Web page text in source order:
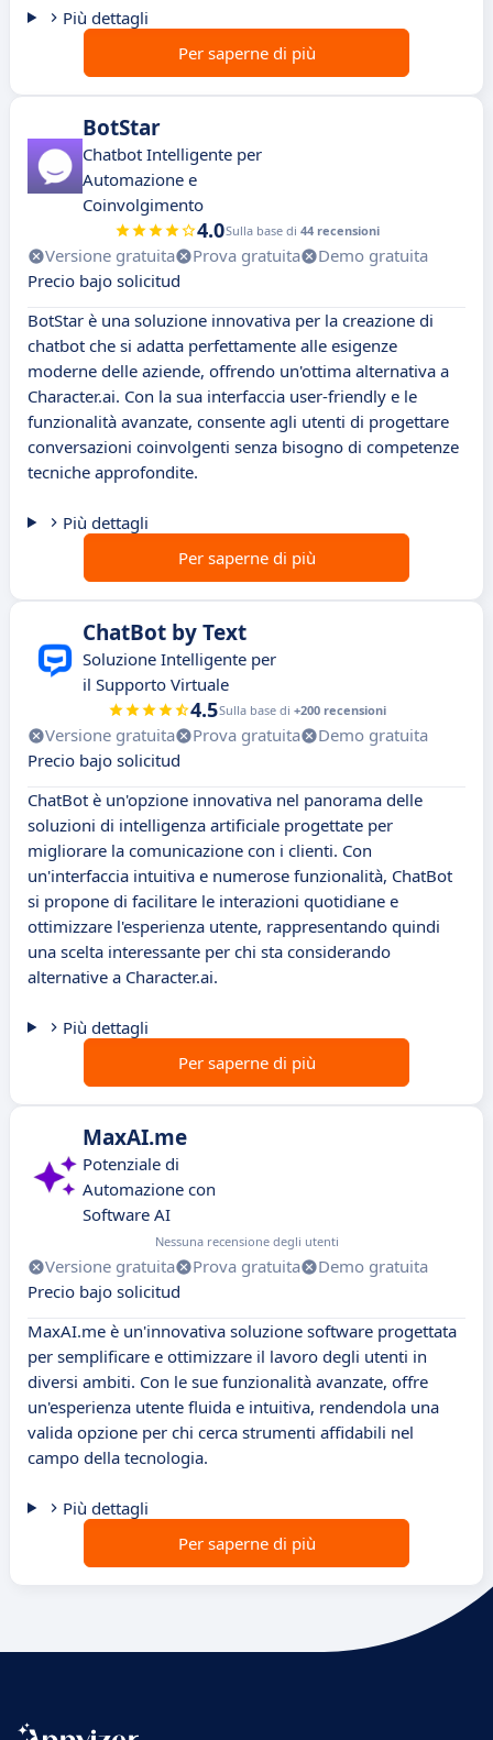
Più dettagli
Per saperne di più
BotStar
Chatbot Intelligente per
Automazione e
Coinvolgimento
4.0Sulla base di 44 recensioni
Versione gratuita Prova gratuita
Demo gratuita
Precio bajo solicitud
BotStar è una soluzione innovativa per la creazione di
chatbot che si adatta perfettamente alle esigenze
moderne delle aziende, offrendo un'ottima alternativa a
Character.ai. Con la sua interfaccia user-friendly e le
funzionalità avanzate, consente agli utenti di progettare
conversazioni coinvolgenti senza bisogno di competenze
tecniche approfondite.
Più dettagli
Per saperne di più
ChatBot by Text
Soluzione Intelligente per
il Supporto Virtuale
4.5Sulla base di +200 recensioni
Versione gratuita Prova gratuita
Demo gratuita
Precio bajo solicitud
ChatBot è un'opzione innovativa nel panorama delle
soluzioni di intelligenza artificiale progettate per
migliorare la comunicazione con i clienti. Con
un'interfaccia intuitiva e numerose funzionalità, ChatBot
si propone di facilitare le interazioni quotidiane e
ottimizzare l'esperienza utente, rappresentando quindi
una scelta interessante per chi sta considerando
alternative a Character.ai.
Più dettagli
Per saperne di più
MaxAI.me
Potenziale di
Automazione con
Software AI
Nessuna recensione degli utenti
Versione gratuita Prova gratuita
Demo gratuita
Precio bajo solicitud
MaxAI.me è un'innovativa soluzione software progettata
per semplificare e ottimizzare il lavoro degli utenti in
diversi ambiti. Con le sue funzionalità avanzate, offre
un'esperienza utente fluida e intuitiva, rendendola una
valida opzione per chi cerca strumenti affidabili nel
campo della tecnologia.
Più dettagli
Per saperne di più